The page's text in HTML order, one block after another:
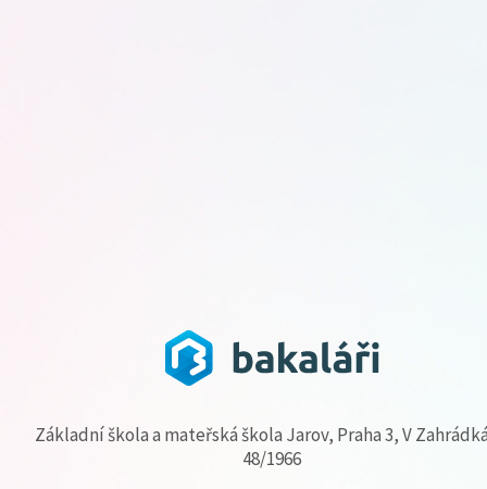
Základní škola a mateřská škola Jarov, Praha 3, V
48/1966